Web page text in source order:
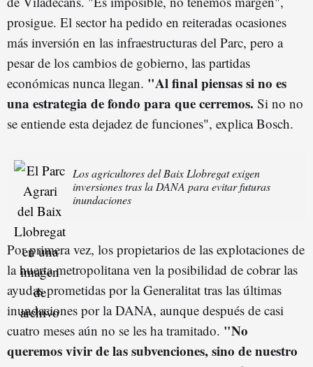
prosigue. El sector ha pedido en reiteradas ocasiones
más inversión en las infraestructuras del Parc, pero a
pesar de los cambios de gobierno, las partidas
económicas nunca llegan. "Al final piensas si no es
una estrategia de fondo para que cerremos. Si no no
se entiende esta dejadez de funciones", explica Bosch.
Los agricultores del Baix Llobregat exigen
inversiones tras la DANA para evitar futuras
inundaciones
Por primera vez, los propietarios de las explotaciones de
la huerta metropolitana ven la posibilidad de cobrar las
ayudas prometidas por la Generalitat tras las últimas
inundaciones por la DANA, aunque después de casi
cuatro meses aún no se les ha tramitado. "No
queremos vivir de las subvenciones, sino de nuestro